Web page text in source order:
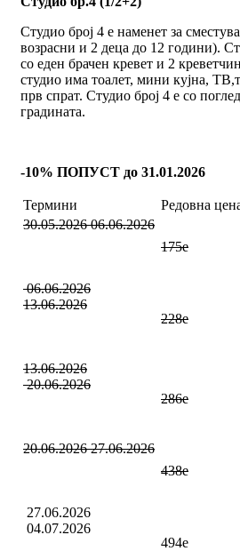
Студио број 4 е наменет за
возрасни и 2 деца до 12 години).
со еден брачен кревет и 2
студио има тоалет, мини кујна,
прв спрат. Студио број 4 е со
градината.
-10% ПОПУСТ до 31.01.2026
Термини
Редовна
30.05.2026 06.06.2026
175е
06.06.2026
13.06.2026
228е
13.06.2026
20.06.2026
286е
20.06.2026 27.06.2026
438е
27.06.2026
04.07.2026
494е